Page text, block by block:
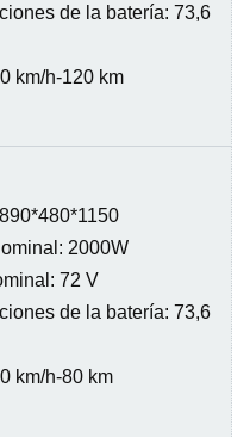
de la batería: 73,6
km/h-120 km
2000W
72 V
de la batería: 73,6
km/h-80 km